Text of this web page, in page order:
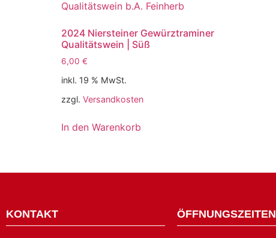
2024 Niersteiner Gewürztraminer
Qualitätswein | Süß
6,00 €
inkl. 19 % MwSt.
zzgl. Versandkosten
In den Warenkorb
KONTAKT ÖFFNUNGSZEITEN